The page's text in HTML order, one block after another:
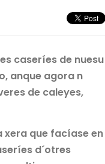
caseríes de nuesu
anque agora n
de caleyes,
xera que facíase en
d´otres